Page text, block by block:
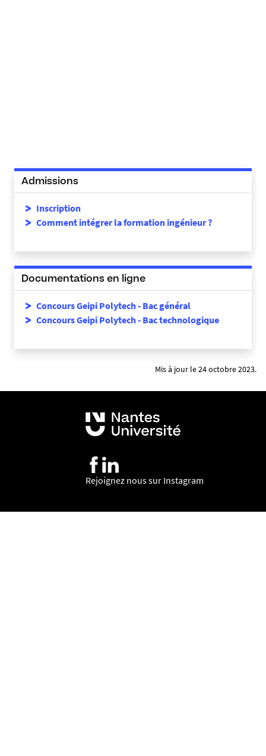
Admissions
Inscription
Comment intégrer la formation ingénieur ?
Documentations en ligne
Concours Geipi Polytech - Bac général
Concours Geipi Polytech - Bac technologique
Mis à jour le 24 octobre 2023.
Rejoignez nous sur Instagram